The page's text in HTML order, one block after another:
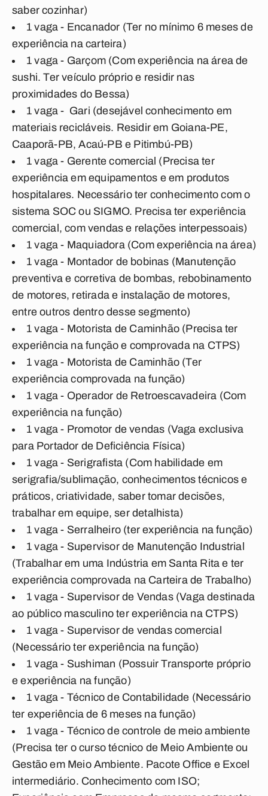
saber cozinhar)
1 vaga - Encanador (Ter no mínimo 6 meses de
experiência na carteira)
1 vaga - Garçom (Com experiência na área de
sushi. Ter veículo próprio e residir nas
proximidades do Bessa)
1 vaga - Gari (desejável conhecimento em
materiais recicláveis. Residir em Goiana-PE,
Caaporã-PB, Acaú-PB e Pitimbú-PB)
1 vaga - Gerente comercial (Precisa ter
experiência em equipamentos e em produtos
hospitalares. Necessário ter conhecimento com o
sistema SOC ou SIGMO. Precisa ter experiência
comercial, com vendas e relações interpessoais)
1 vaga - Maquiadora (Com experiência na área)
1 vaga - Montador de bobinas (Manutenção
preventiva e corretiva de bombas, rebobinamento
de motores, retirada e instalação de motores,
entre outros dentro desse segmento)
1 vaga - Motorista de Caminhão (Precisa ter
experiência na função e comprovada na CTPS)
1 vaga - Motorista de Caminhão (Ter
experiência comprovada na função)
1 vaga - Operador de Retroescavadeira (Com
experiência na função)
1 vaga - Promotor de vendas (Vaga exclusiva
para Portador de Deficiência Física)
1 vaga - Serigrafista (Com habilidade em
serigrafia/sublimação, conhecimentos técnicos e
práticos, criatividade, saber tomar decisões,
trabalhar em equipe, ser detalhista)
1 vaga - Serralheiro (ter experiência na função)
1 vaga - Supervisor de Manutenção Industrial
(Trabalhar em uma Indústria em Santa Rita e ter
experiência comprovada na Carteira de Trabalho)
1 vaga - Supervisor de Vendas (Vaga destinada
ao público masculino ter experiência na CTPS)
1 vaga - Supervisor de vendas comercial
(Necessário ter experiência na função)
1 vaga - Sushiman (Possuir Transporte próprio
e experiência na função)
1 vaga - Técnico de Contabilidade (Necessário
ter experiência de 6 meses na função)
1 vaga - Técnico de controle de meio ambiente
(Precisa ter o curso técnico de Meio Ambiente ou
Gestão em Meio Ambiente. Pacote Office e Excel
intermediário. Conhecimento com ISO;